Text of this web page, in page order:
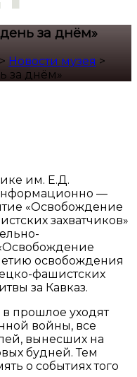
за днём»
> Новости музея >
за днём»
им. Е.Д.
—
«Освобождение
захватчиков»
освобождения
фашистских
за Кавказ.
прошлое уходят
войны, все
вынесших на
будней. Тем
о событиях того